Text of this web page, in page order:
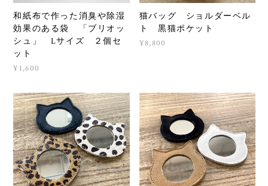
和紙布で作った消臭や除湿
効果のある袋 「ブリオッ
シュ」 Lサイズ ２個セ
ット
¥1,600
猫バッグ ショルダーベル
ト 黒猫ポケット
¥8,800